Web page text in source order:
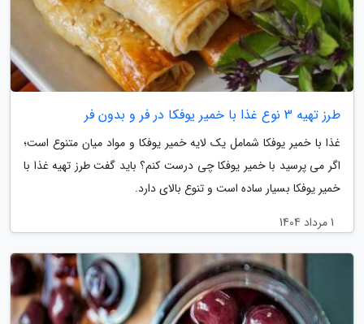
طرز تهیه 3 نوع غذا با خمیر یوفکا در فر و بدون فر
غذا با خمیر یوفکا شمامل یک لایه خمیر یوفکا و مواد میان متنوع است؛
اگر می پرسید با خمیر یوفکا چی درست کنم؟ باید گفت طرز تهیه غذا با
خمیر یوفکا بسیار ساده است و تنوع بالای دارد.
1 مرداد 1404